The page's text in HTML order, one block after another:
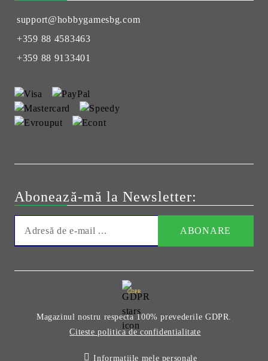
support@hobbygamesbg.com
+359 88 4583463
+359 88 9133401
Abonează-mă la Newsletter:
GDPR
Magazinul nostru respecta 100% prevederile GDPR.
Citeste politica de confidentialitate
Informatiile mele personale